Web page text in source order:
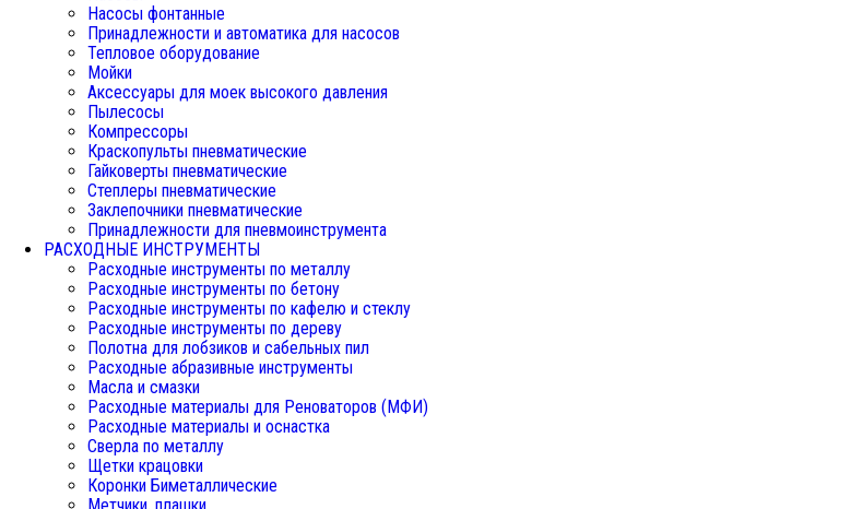
Насосы фонтанные
Принадлежности и автоматика для насосов
Тепловое оборудование
Мойки
Аксессуары для моек высокого давления
Пылесосы
Компрессоры
Краскопульты пневматические
Гайковерты пневматические
Степлеры пневматические
Заклепочники пневматические
Принадлежности для пневмоинструмента
РАСХОДНЫЕ ИНСТРУМЕНТЫ
Расходные инструменты по металлу
Расходные инструменты по бетону
Расходные инструменты по кафелю и стеклу
Расходные инструменты по дереву
Полотна для лобзиков и сабельных пил
Расходные абразивные инструменты
Масла и смазки
Расходные материалы для Реноваторов (МФИ)
Расходные материалы и оснастка
Сверла по металлу
Щетки крацовки
Коронки Биметаллические